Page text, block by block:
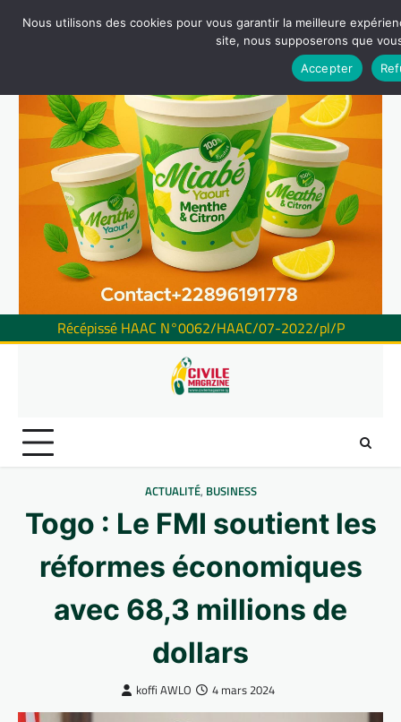
Récépissé HAAC N°0062/HAAC/07-2022/pl/P
ACTUALITÉ, BUSINESS
Togo : Le FMI soutient les
réformes économiques
avec 68,3 millions de
dollars
koffi AWLO 4 mars 2024
Nous utilisons des cookies pour vous garantir la meilleure
site, nous supposerons que
Accepter